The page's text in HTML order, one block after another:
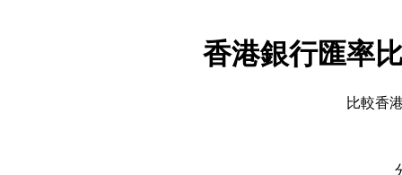
香港銀行匯率
比較香